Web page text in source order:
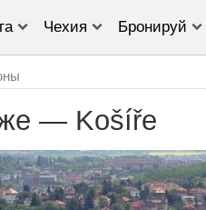
Чехия Бронируй
— Košíře